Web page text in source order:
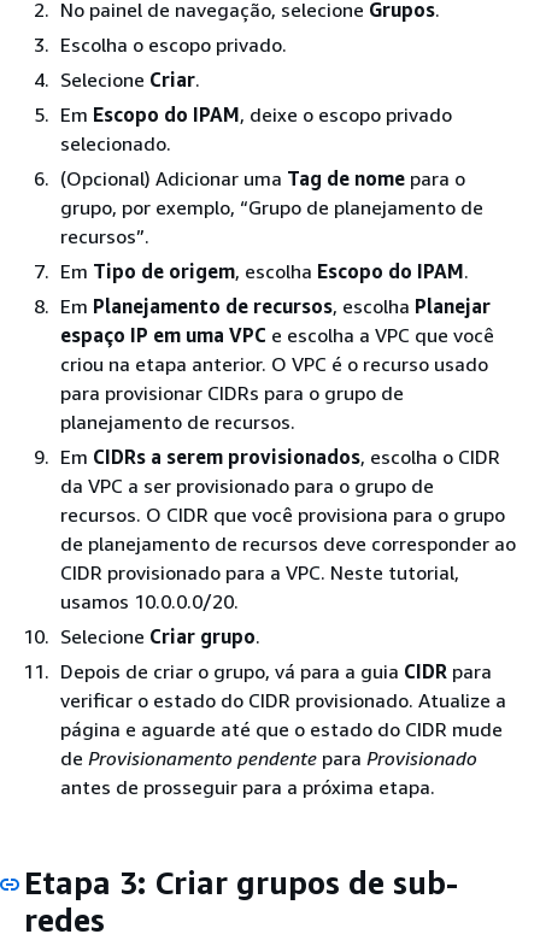
No painel de navegação, selecione Grupos.
Escolha o escopo privado.
Selecione Criar.
Em Escopo do IPAM, deixe o escopo privado
selecionado.
(Opcional) Adicionar uma Tag de nome para o
grupo, por exemplo, “Grupo de planejamento de
recursos”.
Em Tipo de origem, escolha Escopo do IPAM.
Em Planejamento de recursos, escolha Planejar
espaço IP em uma VPC e escolha a VPC que você
criou na etapa anterior. O VPC é o recurso usado
para provisionar CIDRs para o grupo de
planejamento de recursos.
Em CIDRs a serem provisionados, escolha o CIDR
da VPC a ser provisionado para o grupo de
recursos. O CIDR que você provisiona para o grupo
de planejamento de recursos deve corresponder ao
CIDR provisionado para a VPC. Neste tutorial,
usamos 10.0.0.0/20.
Selecione Criar grupo.
Depois de criar o grupo, vá para a guia CIDR para
verificar o estado do CIDR provisionado. Atualize a
página e aguarde até que o estado do CIDR mude
de Provisionamento pendente para Provisionado
antes de prosseguir para a próxima etapa.
Etapa 3: Criar grupos de sub-
redes